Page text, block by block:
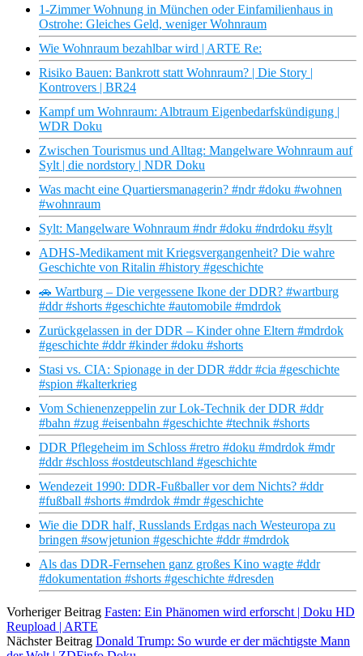
1-Zimmer Wohnung in München oder Einfamilienhaus in
Ostrohe: Gleiches Geld, weniger Wohnraum
Wie Wohnraum bezahlbar wird | ARTE Re:
Risiko Bauen: Bankrott statt Wohnraum? | Die Story |
Kontrovers | BR24
Kampf um Wohnraum: Albtraum Eigenbedarfskündigung |
WDR Doku
Zwischen Tourismus und Alltag: Mangelware Wohnraum auf
Sylt | die nordstory | NDR Doku
Was macht eine Quartiersmanagerin? #ndr #doku #wohnen
#wohnraum
Sylt: Mangelware Wohnraum #ndr #doku #ndrdoku #sylt
ADHS-Medikament mit Kriegsvergangenheit? Die wahre
Geschichte von Ritalin #history #geschichte
🚗 Wartburg – Die vergessene Ikone der DDR? #wartburg
#ddr #shorts #geschichte #automobile #mdrdok
Zurückgelassen in der DDR – Kinder ohne Eltern #mdrdok
#geschichte #ddr #kinder #doku #shorts
Stasi vs. CIA: Spionage in der DDR #ddr #cia #geschichte
#spion #kalterkrieg
Vom Schienenzeppelin zur Lok-Technik der DDR #ddr
#bahn #zug #eisenbahn #geschichte #technik #shorts
DDR Pflegeheim im Schloss #retro #doku #mdrdok #mdr
#ddr #schloss #ostdeutschland #geschichte
Wendezeit 1990: DDR-Fußballer vor dem Nichts? #ddr
#fußball #shorts #mdrdok #mdr #geschichte
Wie die DDR half, Russlands Erdgas nach Westeuropa zu
bringen #sowjetunion #geschichte #ddr #mdrdok
Als das DDR-Fernsehen ganz großes Kino wagte #ddr
#dokumentation #shorts #geschichte #dresden
Vorheriger Beitrag Fasten: Ein Phänomen wird erforscht | Doku HD
Reupload | ARTE
Nächster Beitrag Donald Trump: So wurde er der mächtigste Mann